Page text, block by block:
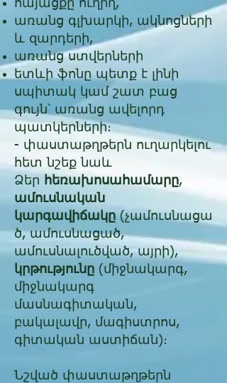
հայացքը ուղիղ,
առանց գլխարկի, ակնոցների
և զարդերի,
առանց ստվերների
ետևի ֆոնը պետք է լինի
սպիտակ կամ շատ բաց
գույն՝ առանց ավելորդ
պատկերների։
- փաստաթղթերն ուղարկելու
հետ նշեք նաև
Ձեր
հեռախոսահամարը,
ամուսնական
կարգավիճակը(չամուսնացա
ծ, ամուսնացած,
ամուսնալուծված, այրի),
կրթությունը (միջնակարգ,
միջնակարգ
մասնագիտական,
բակալավր, մագիստրոս,
գիտական աստիճան)։
Նշված փաստաթղթերն